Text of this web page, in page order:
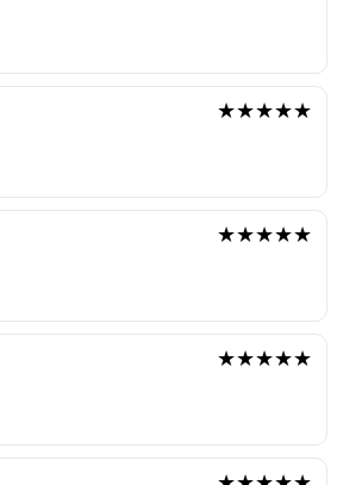
★★★★★
★★★★★
★★★★★